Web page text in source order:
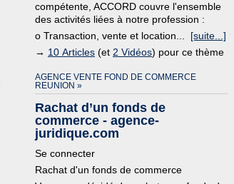
compétente, ACCORD couvre l'ensemble
des activités liées à notre profession :
o Transaction, vente et location... [suite...]
→ 10 Articles (et 2 Vidéos) pour ce thème
AGENCE VENTE FOND DE COMMERCE
REUNION »
Rachat d’un fonds de
commerce - agence-
juridique.com
Se connecter
Rachat d'un fonds de commerce